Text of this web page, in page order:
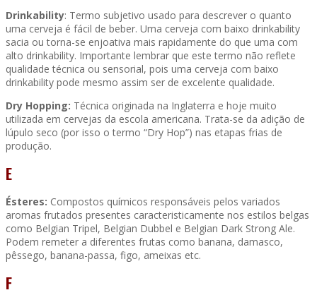
Drinkability: Termo subjetivo usado para descrever o quanto
uma cerveja é fácil de beber. Uma cerveja com baixo drinkability
sacia ou torna-se enjoativa mais rapidamente do que uma com
alto drinkability. Importante lembrar que este termo não reflete
qualidade técnica ou sensorial, pois uma cerveja com baixo
drinkability pode mesmo assim ser de excelente qualidade.
Dry Hopping: Técnica originada na Inglaterra e hoje muito
utilizada em cervejas da escola americana. Trata-se da adição de
lúpulo seco (por isso o termo “Dry Hop”) nas etapas frias de
produção.
E
Ésteres: Compostos químicos responsáveis pelos variados
aromas frutados presentes caracteristicamente nos estilos belgas
como Belgian Tripel, Belgian Dubbel e Belgian Dark Strong Ale.
Podem remeter a diferentes frutas como banana, damasco,
pêssego, banana-passa, figo, ameixas etc.
F